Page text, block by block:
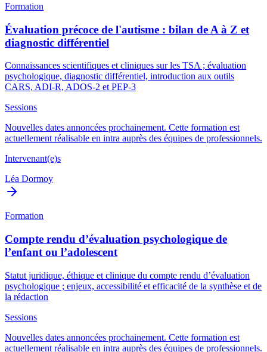
Formation
Évaluation précoce de l'autisme : bilan de A à Z et
diagnostic différentiel
Connaissances scientifiques et cliniques sur les TSA ; évaluation
psychologique, diagnostic différentiel, introduction aux outils
CARS, ADI-R, ADOS-2 et PEP-3
Sessions
Nouvelles dates annoncées prochainement. Cette formation est
actuellement réalisable en intra auprès des équipes de professionnels.
Intervenant(e)s
Léa Dormoy
Formation
Compte rendu d’évaluation psychologique de
l’enfant ou l’adolescent
Statut juridique, éthique et clinique du compte rendu d’évaluation
psychologique ; enjeux, accessibilité et efficacité de la synthèse et de
la rédaction
Sessions
Nouvelles dates annoncées prochainement. Cette formation est
actuellement réalisable en intra auprès des équipes de professionnels.